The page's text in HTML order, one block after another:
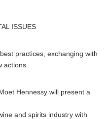
ISSUES
practices, exchanging with
actions.
Hennessy will present a
and spirits industry with